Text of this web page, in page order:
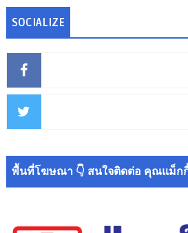
SOCIALIZE
พื้นที่โฆษณา 👇 สนใจติดต่อ คุณแม็ก